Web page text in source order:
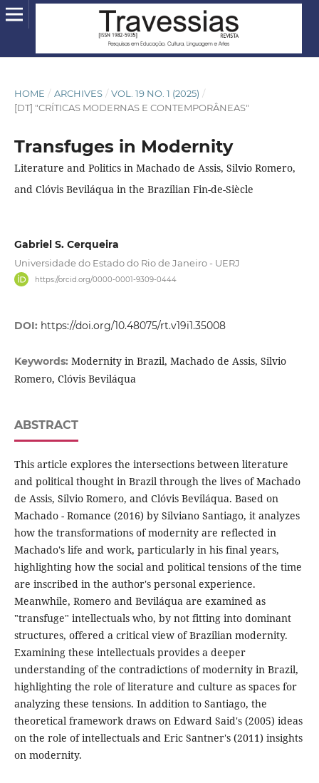
HOME / ARCHIVES / VOL. 19 NO. 1 (2025) /
[DT] "CRÍTICAS MODERNAS E CONTEMPORÂNEAS"
Transfuges in Modernity
Literature and Politics in Machado de Assis, Silvio Romero,
and Clóvis Beviláqua in the Brazilian Fin-de-Siècle
Gabriel S. Cerqueira
Universidade do Estado do Rio de Janeiro - UERJ
https://orcid.org/0000-0001-9309-0444
DOI: https://doi.org/10.48075/rt.v19i1.35008
Keywords: Modernity in Brazil, Machado de Assis, Silvio
Romero, Clóvis Beviláqua
ABSTRACT
This article explores the intersections between literature
and political thought in Brazil through the lives of Machado
de Assis, Silvio Romero, and Clóvis Beviláqua. Based on
Machado - Romance (2016) by Silviano Santiago, it analyzes
how the transformations of modernity are reflected in
Machado's life and work, particularly in his final years,
highlighting how the social and political tensions of the time
are inscribed in the author's personal experience.
Meanwhile, Romero and Beviláqua are examined as
"transfuge" intellectuals who, by not fitting into dominant
structures, offered a critical view of Brazilian modernity.
Examining these intellectuals provides a deeper
understanding of the contradictions of modernity in Brazil,
highlighting the role of literature and culture as spaces for
analyzing these tensions. In addition to Santiago, the
theoretical framework draws on Edward Said's (2005) ideas
on the role of intellectuals and Eric Santner's (2011) insights
on modernity.